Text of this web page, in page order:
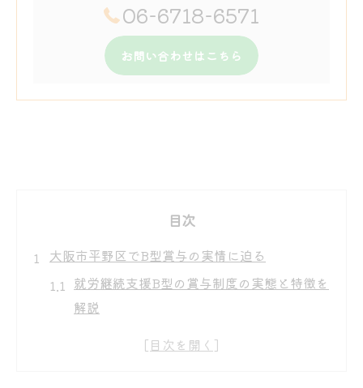
06-6718-6571
お問い合わせはこちら
目次
大阪市平野区でB型賞与の実情に迫る
就労継続支援B型の賞与制度の実態と特徴を
解説
賞与支給の有無が工賃に与える影響を知る